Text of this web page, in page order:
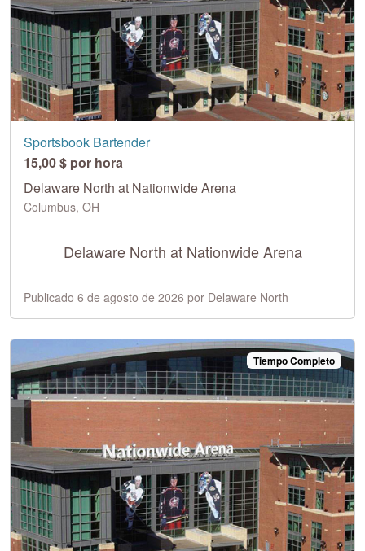
Sportsbook Bartender
15,00 $ por hora
Delaware North at Nationwide Arena
Columbus, OH
Delaware North at Nationwide Arena
Publicado 6 de agosto de 2026 por Delaware North
Tiempo Completo